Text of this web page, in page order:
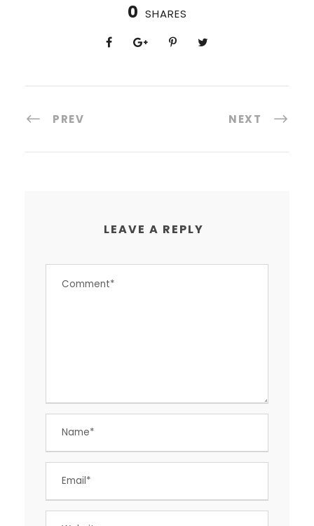
0 SHARES
PREV NEXT
LEAVE A REPLY